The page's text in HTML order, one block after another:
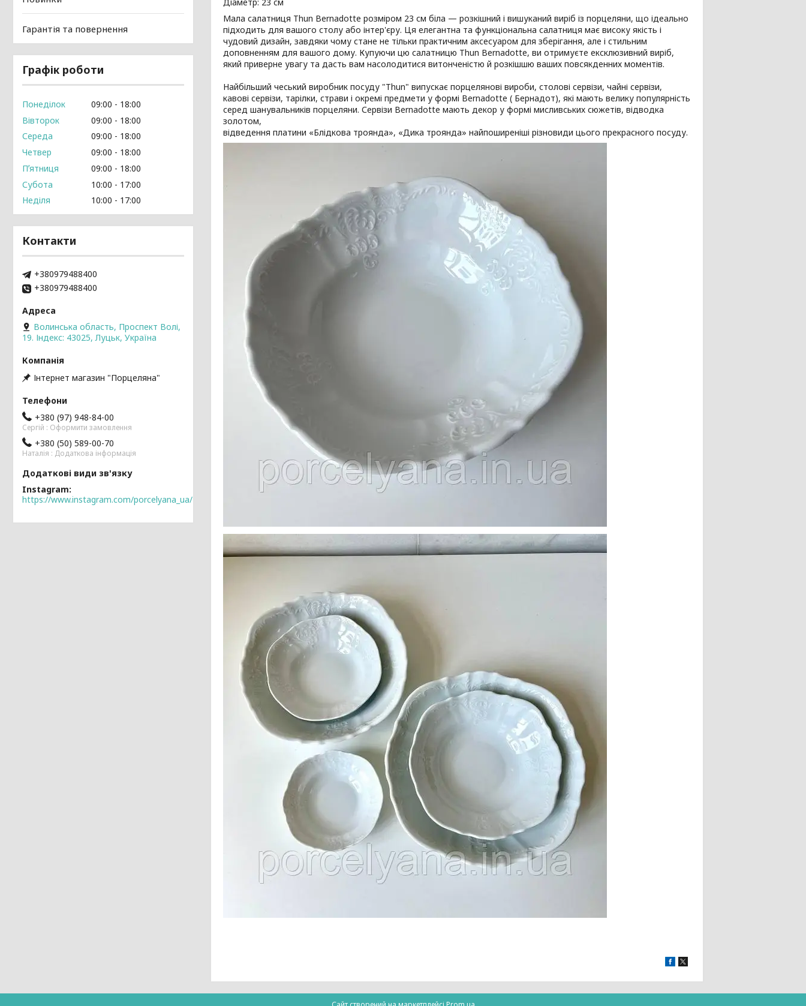
Мала салатниця Thun Bernadotte розміром 23 см біла — розкішний і вишуканий виріб із порцеляни, що ідеально
підходить для вашого столу або інтер'єру. Ця елегантна та функціональна салатниця має високу якість і
чудовий дизайн, завдяки чому стане не тільки практичним аксесуаром для зберігання, але і стильним
доповненням для вашого дому. Купуючи цю салатницю Thun Bernadotte, ви отримуєте ексклюзивний виріб,
який приверне увагу та дасть вам насолодитися витонченістю й розкішшю ваших повсякденних моментів.
Найбільший чеський виробник посуду "Thun" випускає порцелянові вироби, столові сервізи, чайні сервізи,
кавові сервізи, тарілки, страви і окремі предмети у формі Bernadotte ( Бернадот), які мають велику популярність
серед шанувальників порцеляни. Сервізи Bernadotte мають декор у формі мисливських сюжетів, відводка
золотом,
відведення платини «Блідкова троянда», «Дика троянда» найпоширеніші різновиди цього прекрасного посуду.
Гарантія та повернення
Графік роботи
Понеділок 09:00
18:00
Вівторок
09:00
18:00
Середа
09:00
18:00
Четвер
09:00
18:00
Пʼятниця
09:00
18:00
Субота
10:00
17:00
Неділя
10:00 17:00
Контакти
+380979488400
+380979488400
Волинська область, Проспект Волі,
19. Індекс: 43025, Луцьк, Україна
Інтернет магазин "Порцеляна"
+380 (97) 948-84-00
Cергій : Оформити замовлення
+380 (50) 589-00-70
Наталія : Додаткова інформація
Instagram
https://www.instagram.com/porcelyana_ua/